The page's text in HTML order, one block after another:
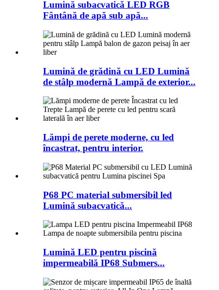
Lumină subacvatică LED RGB
Fântână de apă sub apă...
Lumină de grădină cu LED Lumină
de stâlp modernă Lampă de exterior...
Lămpi de perete moderne, cu led
încastrat, pentru interior.
P68 PC material submersibil led
Lumină subacvatică...
Lumină LED pentru piscină
impermeabilă IP68 Submers...